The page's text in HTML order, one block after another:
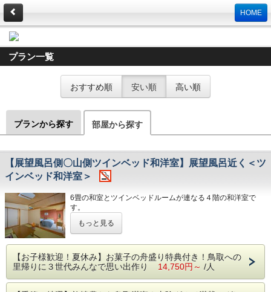
HOME
プラン一覧
おすすめ順 安い順 高い順
プランから探す 部屋から探す
【展望風呂側〇山側ツインベッド和洋室】展望風呂近く＜ツ
インベッド和洋室＞
6畳の和室とツインベッドルームが連なる４階の和洋室で
す。
す。
展望浴場にも近いお部屋です。
【備品・アメニティ】
タオル／バスタオル／浴衣／丹前／お茶セット／冷蔵庫／金
※櫛／ヒゲソリ／シャワーキャップ／歯ブラシは、ご希望の
もっと見る
【お子様歓迎！夏休み】お菓子の舟盛り特典付き！鳥取への
里帰りに３世代みんなで思い出作り 14,750円～ /人